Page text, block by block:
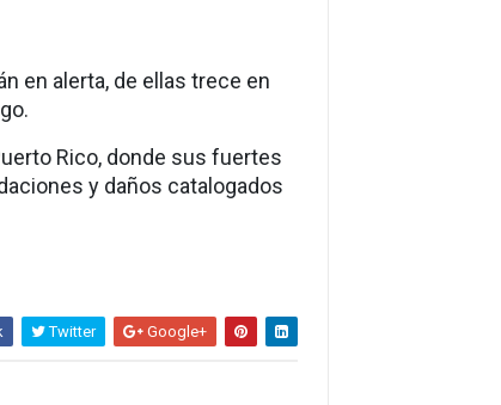
en alerta, de ellas trece en
Rico, donde sus fuertes
y daños catalogados
Twitter Google+